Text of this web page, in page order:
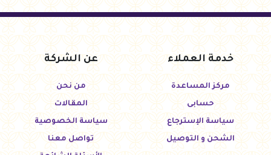
خدمة العملاء
مركز المساعدة
حسابى
سياسة الإسترجاع
الشحن و التوصيل
عن الشركة
من نحن
المقالات
سياسة الخصوصية
تواصل معنا